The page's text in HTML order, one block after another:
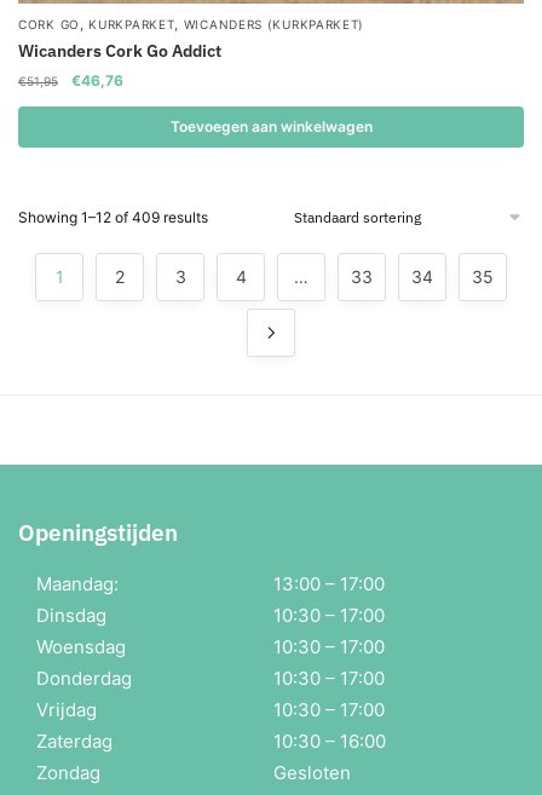
CORK GO , KURKPARKET, WICANDERS (KURKPARKET)
Wicanders Cork Go Addict
€51,95
Oorspronkelijke
prijs
€51,95.
€46,76Huidige
prijs
€46,76.
Toevoegen aan winkelwagen
Showing 1–12 of 409 results
1 2 3 4 … 33 34 35
Openingstijden
Maandag:
13:00 – 17:00
Dinsdag
10:30 – 17:00
Woensdag
10:30 – 17:00
Donderdag
10:30 – 17:00
Vrijdag
10:30 – 17:00
Zaterdag
10:30 – 16:00
Zondag
Gesloten